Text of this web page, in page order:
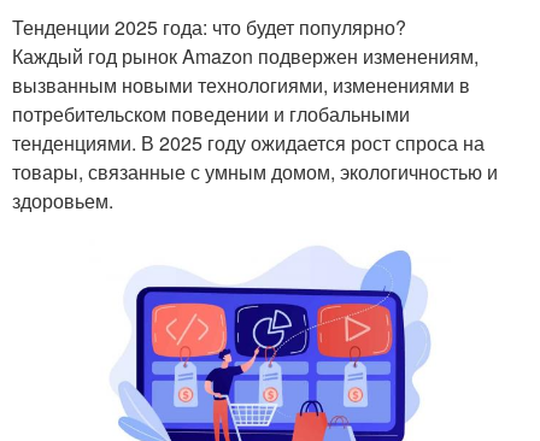
Тенденции 2025 года: что будет популярно?
Каждый год рынок Amazon подвержен изменениям,
вызванным новыми технологиями, изменениями в
потребительском поведении и глобальными
тенденциями. В 2025 году ожидается рост спроса на
товары, связанные с умным домом, экологичностью и
здоровьем.